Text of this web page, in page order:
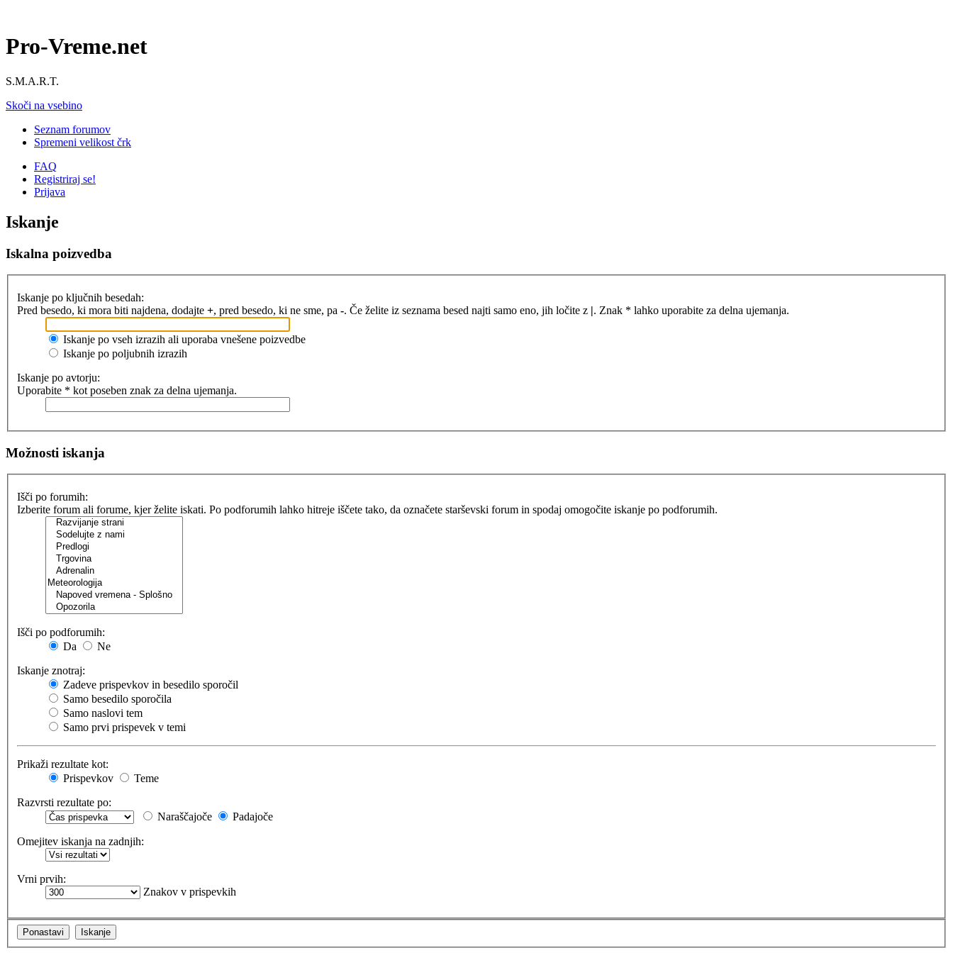
Pro-Vreme.net
S.M.A.R.T.
Skoči na vsebino
Seznam forumov
Spremeni velikost črk
FAQ
Registriraj se!
Prijava
Iskanje
Iskalna poizvedba
Iskanje po ključnih besedah:
Pred besedo, ki mora biti najdena, dodajte +, pred besedo, ki ne sme, pa -. Če želite iz seznama besed najti samo eno, jih ločite z |. Znak * lahko uporabite za delna ujemanja.
Iskanje po vseh izrazih ali uporaba vnešene poizvedbe
Iskanje po poljubnih izrazih
Iskanje po avtorju:
Uporabite * kot poseben znak za delna ujemanja.
Možnosti iskanja
Išči po forumih:
Izberite forum ali forume, kjer želite iskati. Po podforumih lahko hitreje iščete tako, da označete starševski forum in spodaj omogočite iskanje po podforumih.
Išči po podforumih:
Da
Ne
Iskanje znotraj:
Zadeve prispevkov in besedilo sporočil
Samo besedilo sporočila
Samo naslovi tem
Samo prvi prispevek v temi
Prikaži rezultate kot:
Prispevkov
Teme
Razvrsti rezultate po:
Naraščajoče
Padajoče
Omejitev iskanja na zadnjih:
Vrni prvih:
Znakov v prispevkih